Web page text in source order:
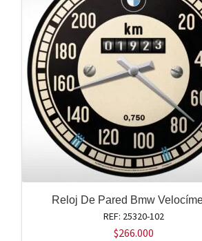
Reloj De Pared Bmw
REF: 25320-102
$266.000